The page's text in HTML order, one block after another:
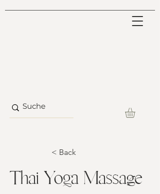
< Back
Thai Yoga Massage